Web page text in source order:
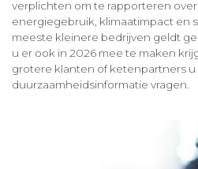
verplichten om te rapporteren
energiegebruik, klimaatimpact en
meeste kleinere bedrijven geldt
u er ook in 2026 mee te maken
grotere klanten of ketenpartners u
duurzaamheidsinformatie vragen.